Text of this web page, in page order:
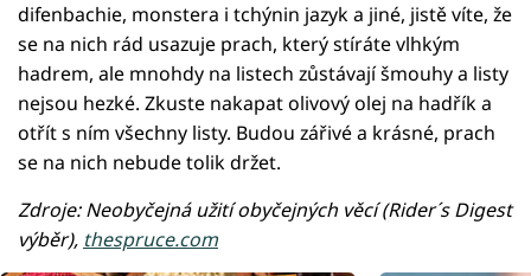
difenbachie, monstera i tchýnin jazyk a jiné, jistě víte, že
se na nich rád usazuje prach, který stíráte vlhkým
hadrem, ale mnohdy na listech zůstávají šmouhy a listy
nejsou hezké. Zkuste nakapat olivový olej na hadřík a
otřít s ním všechny listy. Budou zářivé a krásné, prach
se na nich nebude tolik držet.
Zdroje: Neobyčejná užití obyčejných věcí (Rider´s Digest
výběr), thespruce.com